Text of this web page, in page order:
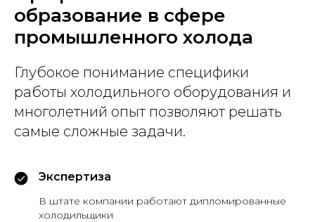
образование в сфере
промышленного холода
Глубокое понимание специфики
работы холодильного оборудования и
многолетний опыт позволяют решать
самые сложные задачи.
Экспертиза
В штате компании работают дипломированные
холодильщики